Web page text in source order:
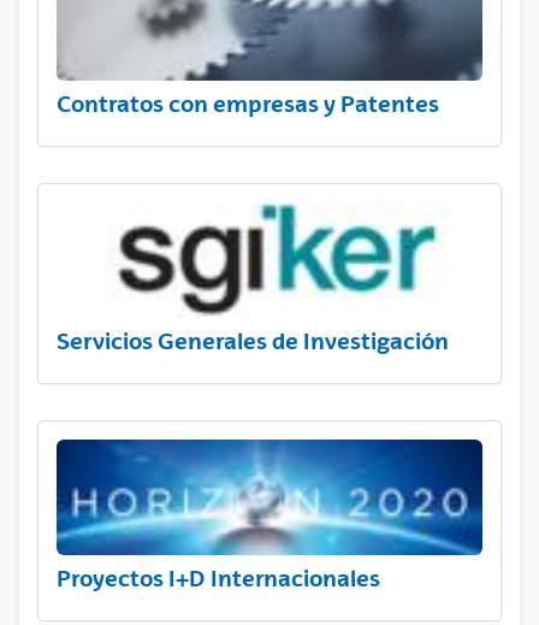
Contratos con empresas y Patentes
Servicios Generales de Investigación
Proyectos I+D Internacionales